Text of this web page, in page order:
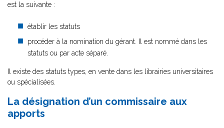
est la suivante :
établir les statuts
procéder à la nomination du gérant. Il est nommé dans les
statuts ou par acte séparé.
Il existe des statuts types, en vente dans les librairies universitaires
ou spécialisées.
La désignation d’un commissaire aux
apports